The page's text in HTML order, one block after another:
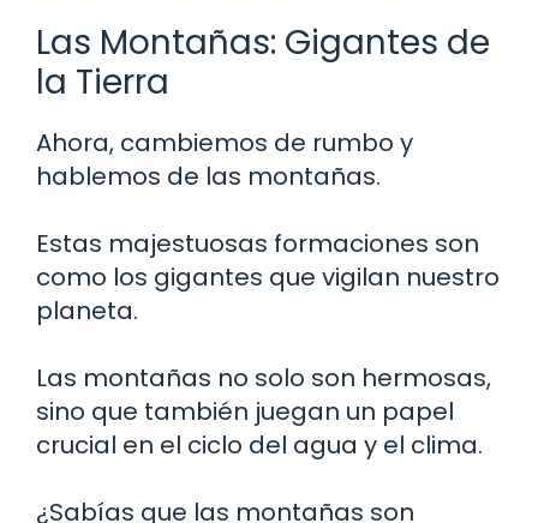
Las Montañas: Gigantes de
la Tierra
Ahora, cambiemos de rumbo y
hablemos de las montañas.
Estas majestuosas formaciones son
como los gigantes que vigilan nuestro
planeta.
Las montañas no solo son hermosas,
sino que también juegan un papel
crucial en el ciclo del agua y el clima.
¿Sabías que las montañas son